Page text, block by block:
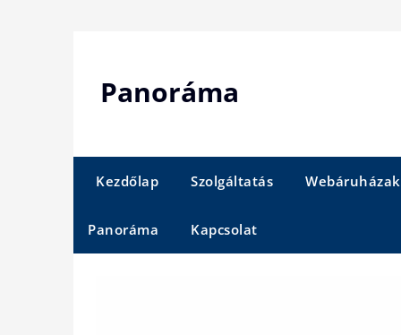
Panoráma
Kezdőlap Szolgáltatás Webáruházak
Panoráma Kapcsolat